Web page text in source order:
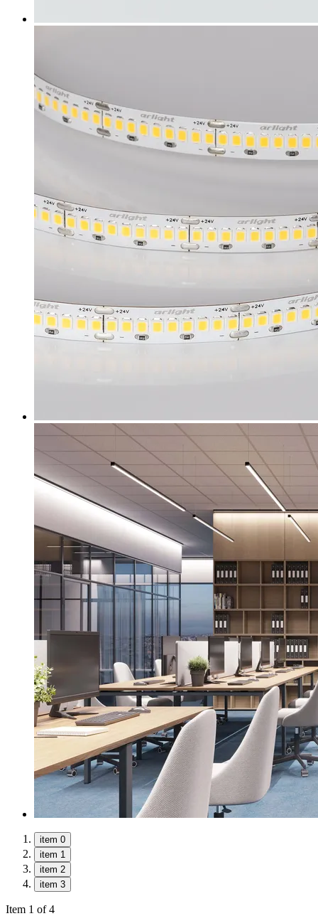
item 0
item 1
item 2
item 3
Item 1 of 4